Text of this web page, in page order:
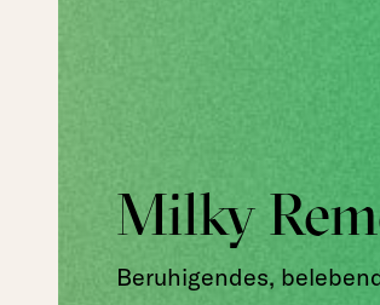
Milky
Beruhigendes,